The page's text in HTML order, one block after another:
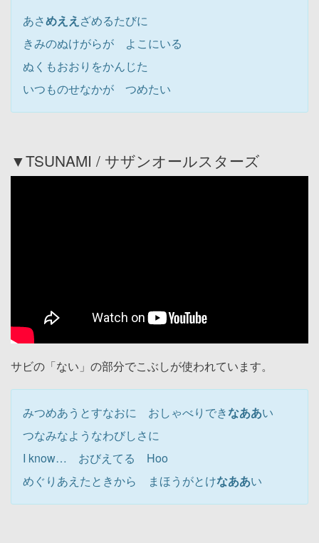
あさめええ ざめるたびに
きみのぬけがらが よこにいる
ぬくもおおりをかんじた
いつものせなかが つめたい
▼TSUNAMI / サザンオールスターズ
サビの「ない」の部分でこぶしが使われています。
みつめあうとすなおに おしゃべりできなああい
つなみなようなわびしさに
I know… おびえてる Hoo
めぐりあえたときから まほうがとけなああい